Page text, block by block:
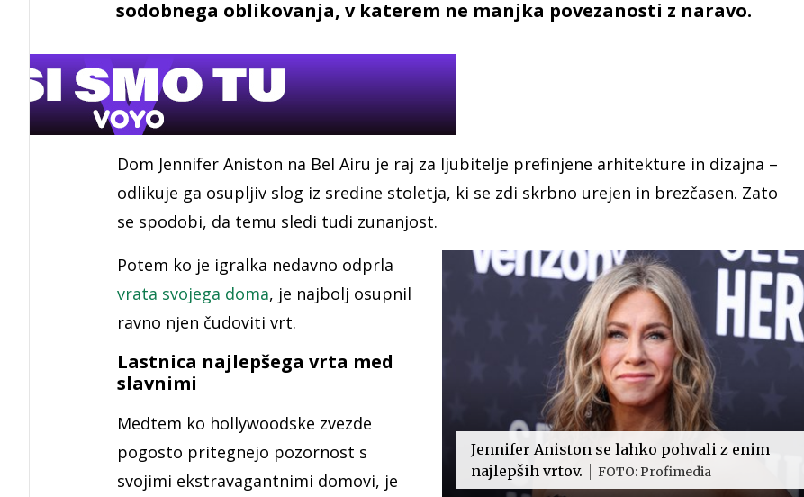
sodobnega oblikovanja, v katerem ne manjka povezanosti z naravo.
Dom Jennifer Aniston na Bel Airu je raj za ljubitelje prefinjene arhitekture in dizajna –
odlikuje ga osupljiv slog iz sredine stoletja, ki se zdi skrbno urejen in brezčasen. Zato
se spodobi, da temu sledi tudi zunanjost.
Jennifer Aniston se lahko pohvali z enim
najlepših vrtov.
FOTO: Profimedia
Potem ko je igralka nedavno odprla
vrata svojega doma, je najbolj osupnil
ravno njen čudoviti vrt.
Lastnica najlepšega vrta med
slavnimi
Medtem ko hollywoodske zvezde
pogosto pritegnejo pozornost s
svojimi ekstravagantnimi domovi, je